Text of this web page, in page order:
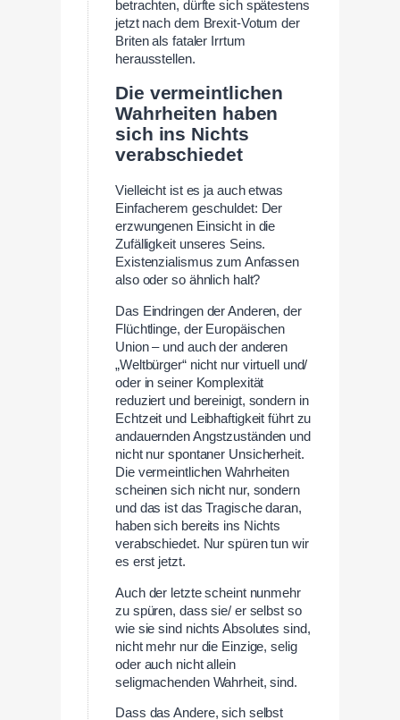
betrachten, dürfte sich spätestens
jetzt nach dem Brexit-Votum der
Briten als fataler Irrtum
herausstellen.
Die vermeintlichen
Wahrheiten haben
sich ins Nichts
verabschiedet
Vielleicht ist es ja auch etwas
Einfacherem geschuldet: Der
erzwungenen Einsicht in die
Zufälligkeit unseres Seins.
Existenzialismus zum Anfassen
also oder so ähnlich halt?
Das Eindringen der Anderen, der
Flüchtlinge, der Europäischen
Union – und auch der anderen
„Weltbürger“ nicht nur virtuell und/
oder in seiner Komplexität
reduziert und bereinigt, sondern in
Echtzeit und Leibhaftigkeit führt zu
andauernden Angstzuständen und
nicht nur spontaner Unsicherheit.
Die vermeintlichen Wahrheiten
scheinen sich nicht nur, sondern
und das ist das Tragische daran,
haben sich bereits ins Nichts
verabschiedet. Nur spüren tun wir
es erst jetzt.
Auch der letzte scheint nunmehr
zu spüren, dass sie/ er selbst so
wie sie sind nichts Absolutes sind,
nicht mehr nur die Einzige, selig
oder auch nicht allein
seligmachenden Wahrheit, sind.
Dass das Andere, sich selbst